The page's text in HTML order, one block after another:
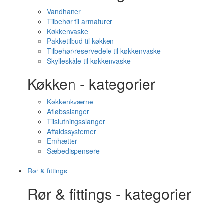
Vandhaner
Tilbehør til armaturer
Køkkenvaske
Pakketilbud til køkken
Tilbehør/reservedele til køkkenvaske
Skylleskåle til køkkenvaske
Køkken - kategorier
Køkkenkværne
Afløbsslanger
Tilslutningsslanger
Affaldssystemer
Emhætter
Sæbedispensere
Rør & fittings
Rør & fittings - kategorier